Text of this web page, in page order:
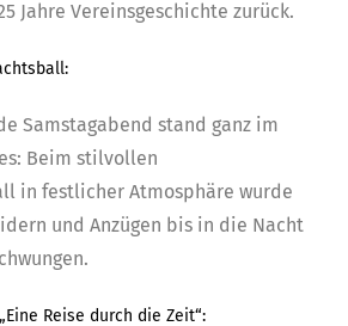
Jahre Vereinsgeschichte zurück.
Samstagabend stand ganz im
Beim stilvollen
in festlicher Atmosphäre wurde
und Anzügen bis in die Nacht
Reise durch die Zeit“: